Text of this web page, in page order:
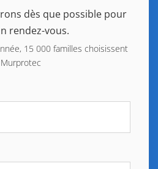
dès que possible pour
rendez-vous.
15 000 familles choisissent
Murprotec